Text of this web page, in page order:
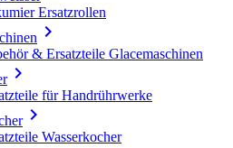
Ersatzrollen

& Ersatzteile Glacemaschinen

für Handrührwerke

Wasserkocher